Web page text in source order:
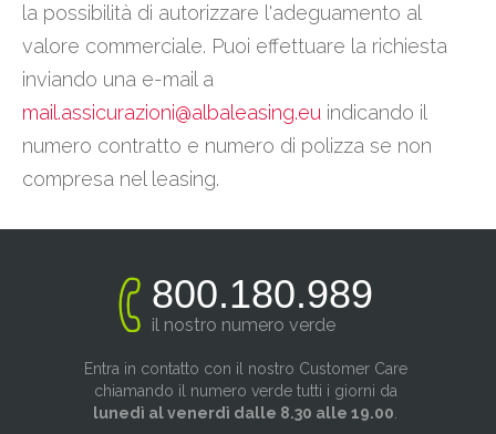
la possibilità di autorizzare l'adeguamento al
valore commerciale. Puoi effettuare la richiesta
inviando una e-mail a
mail.assicurazioni@albaleasing.eu indicando il
numero contratto e numero di polizza se non
compresa nel leasing.
800.180.989
il nostro numero verde
Entra in contatto con il nostro Customer Care
chiamando il numero verde tutti i giorni da
lunedì al venerdì dalle 8.30 alle 19.00